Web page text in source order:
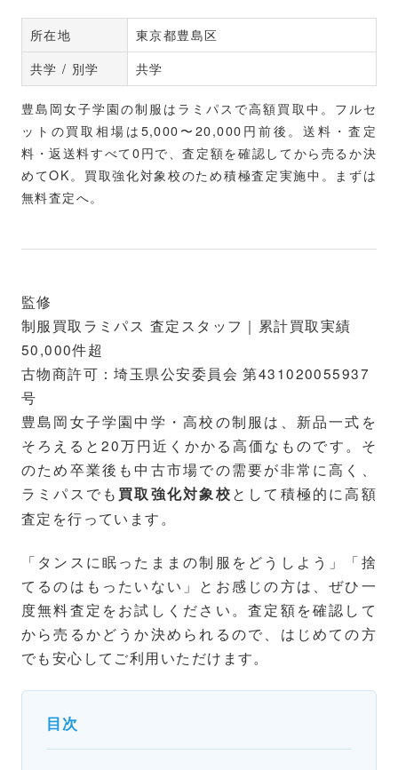
所在地
東京都豊島区
共学 / 別学
共学
豊島岡女子学園の制服はラミパスで高額買取中。フルセ
ットの買取相場は5,000〜20,000円前後。送料・査定
料・返送料すべて0円で、査定額を確認してから売るか決
めてOK。買取強化対象校のため積極査定実施中。まずは
無料査定へ。
監修
制服買取ラミパス 査定スタッフ｜累計買取実績
50,000件超
古物商許可：埼玉県公安委員会 第431020055937
号
豊島岡女子学園中学・高校の制服は、新品一式を
そろえると20万円近くかかる高価なものです。そ
のため卒業後も中古市場での需要が非常に高く、
ラミパスでも 買取強化対象校として積極的に高額
査定を行っています。
「タンスに眠ったままの制服をどうしよう」「捨
てるのはもったいない」とお感じの方は、ぜひ一
度無料査定をお試しください。査定額を確認して
から売るかどうか決められるので、はじめての方
でも安心してご利用いただけます。
目次